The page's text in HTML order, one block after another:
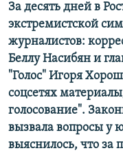
За десять дней в
экстремистской
журналистов:
Беллу Насибян и
"Голос" Игоря
соцсетях
голосование".
вызвала вопросы у
выяснилось, что за